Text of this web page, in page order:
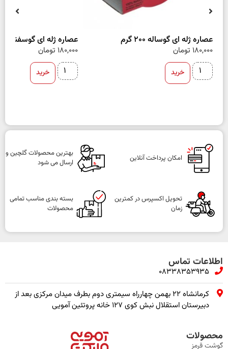
عصاره ژله ای گوساله 200 گرم
180,000 تومان
خرید
عصاره ژله ای گوسفند 200 گرم
180,000 تومان
خرید
امکان پرداخت آنلاین
بهترین محصولات گلچین و
ارسال می شود
تحویل اکسپرس در کمترین
زمان
بسته بندی مناسب تمامی
محصولات
اطلاعات تماس
08338353935
کرمانشاه ۲۲ بهمن چهارراه سیمتری دوم بطرف میدان مرکزی بعد از
دبیرستان استقلال نبش کوی ۱۲۷ خانه پروتئین آمویی
محصولات
گوشت قرمز